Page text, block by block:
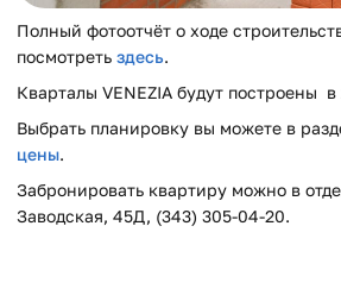
Полный фотоотчёт о ходе
посмотреть здесь.
Кварталы VENEZIA будут построены в
Выбрать планировку вы можете в
цены.
Забронировать квартиру можно в
Заводская, 45Д, (343) 305-04-20.